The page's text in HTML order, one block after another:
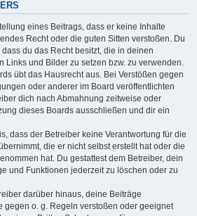
eines Beitrags, dass er keine Inhalte
Recht oder die guten Sitten verstoßen. Du
du das Recht besitzt, die in deinen
Links und Bilder zu setzen bzw. zu verwenden.
übt das Hausrecht aus. Bei Verstößen gegen
oder anderer im Board veröffentlichten
dich nach Abmahnung zeitweise oder
dieses Boards ausschließen und dir ein
dass der Betreiber keine Verantwortung für die
die er nicht selbst erstellt hat oder die
hat. Du gestattest dem Betreiber, dein
und Funktionen jederzeit zu löschen oder zu
darüber hinaus, deine Beiträge
gegen o. g. Regeln verstoßen oder geeignet